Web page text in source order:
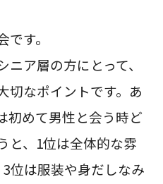
す。
ア層の方にとって、
切なポイントです。あ
初めて男性と会う時ど
と、1位は全体的な雰
位は服装や身だしなみ